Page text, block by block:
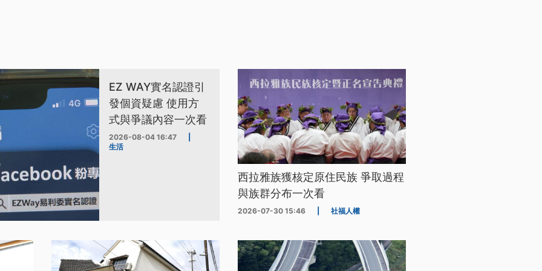
EZ WAY實名認證引
發個資疑慮 使用方
式與爭議內容一次看
2026-08-04 16:47
生活
西拉雅族獲核定原住民族 爭取過程
與族群分布一次看
2026-07-30 15:46 社福人權